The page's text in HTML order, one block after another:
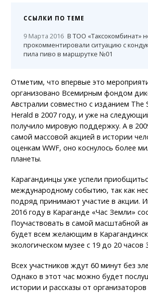
ССЫЛКИ ПО ТЕМЕ
9 Марта 2016 В ТОО «Таксокомбинат»
прокомментировали ситуацию с
пила пиво в маршрутке №01
Отметим, что впервые это
организовано Всемирным фондом
Австралии совместно с изданием The
Herald в 2007 году, и уже на
получило мировую поддержку. А в
самой массовой акцией в истории
оценкам WWF, оно коснулось более
планеты.
Карагандинцы уже успели
международному событию, так как
подряд принимают участие в акции.
2016 году в Караганде «Час Земли»
Поучаствовать в самой масштабной
будет всем желающим в
экологическом музее с 19 до 20 часов
Всех участников ждут 60 минут без
Однако в этот час можно будет
истории и рассказы от